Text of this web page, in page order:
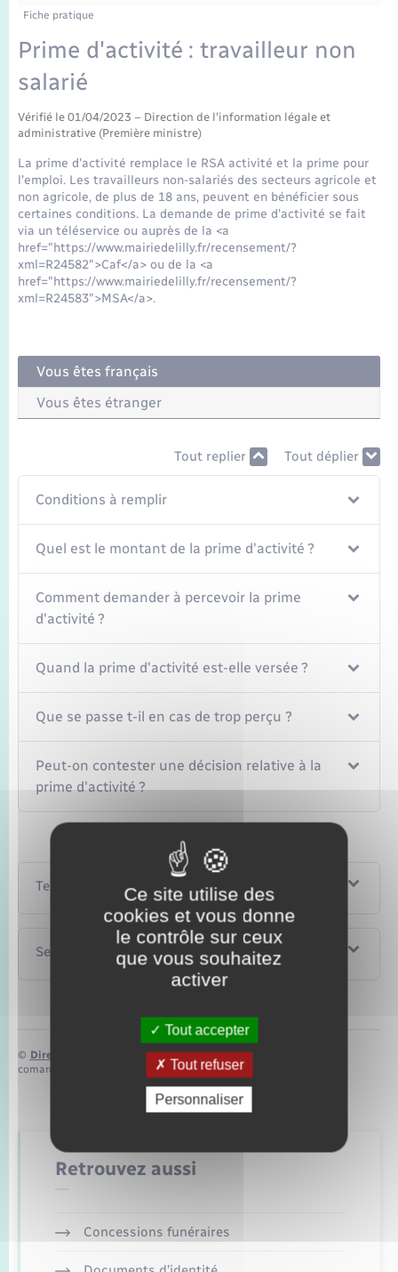
Mariage – PACS
Parrainage civil
Recensement
Fiche pratique
Prime d'activité : travailleur non
salarié
Vérifié le 01/04/2023 – Direction de l'information légale et
administrative (Première ministre)
La prime d'activité remplace le RSA activité et la prime pour
l'emploi. Les travailleurs non-salariés des secteurs agricole et
non agricole, de plus de 18 ans, peuvent en bénéficier sous
certaines conditions. La demande de prime d'activité se fait
via un téléservice ou auprès de la <a
href="https://www.mairiedelilly.fr/recensement/?
xml=R24582">Caf</a> ou de la <a
href="https://www.mairiedelilly.fr/recensement/?
xml=R24583">MSA</a>.
Vous êtes français
Vous êtes étranger
Tout replier Tout déplier
Conditions à remplir
Quel est le montant de la prime d'activité ?
Comment demander à percevoir la prime
d'activité ?
Quand la prime d'activité est-elle versée ?
Que se passe t-il en cas de trop perçu ?
Peut-on contester une décision relative à la
prime d'activité ?
Textes de référence
Services en ligne et formulaires
© Direction de l’information légale et administrative
comarquage developpé par baseo.io
Retrouvez aussi
Concessions funéraires
Ce site utilise des
cookies et vous donne
le contrôle sur ceux
que vous souhaitez
activer
Tout accepter
Tout refuser
Personnaliser